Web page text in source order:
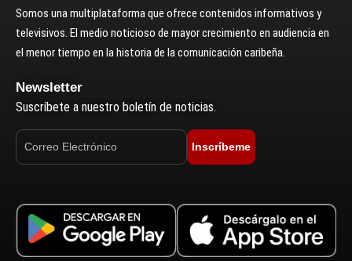
Somos una multiplataforma que ofrece contenidos informativos y
televisivos. El medio noticioso de mayor crecimiento en audiencia en
el menor tiempo en la historia de la comunicación caribeña.
Newsletter
Suscríbete a nuestro boletín de noticias.
Inscríbeme